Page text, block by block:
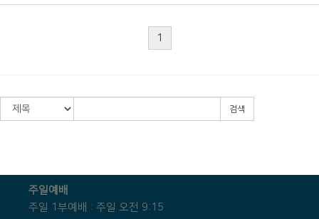
1
검색
주일예배
주일 1부예배 : 주일 오전 9:15